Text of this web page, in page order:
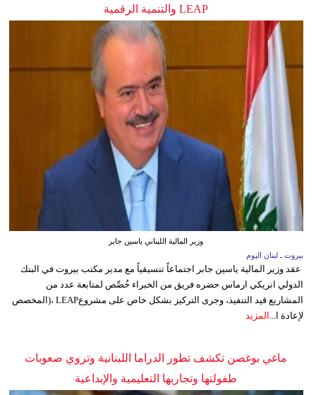
LEAP والتنمية الرقمية
وزير المالية اللبناني ياسين جابر
بيروت ـ لبنان اليوم
عقد وزير المالية ياسين جابر اجتماعاً تنسيقياً مع مدير مكتب بيروت في البنك
الدولي انريكي ارماس حضره فريق من الخبراء خُصِّص لمتابعة عدد من
المشاريع قيد التنفيذ، وجرى التركيز بشكل خاص على مشروعLEAP ،(المخصص
لإعادة ا... المزيد
ماغي بوغصن تكشف تطور الدراما اللبنانية وتروي صعوبات
طفولتها وتجاربها التعليمية والإبداعية